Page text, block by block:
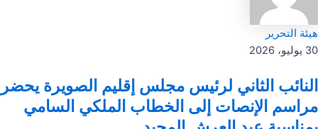
هيئة التحرير
30 يوليو، 2026
النائب الثاني لرئيس مجلس إقليم الصويرة يحضر
مراسم الإنصات إلى الخطاب الملكي السامي